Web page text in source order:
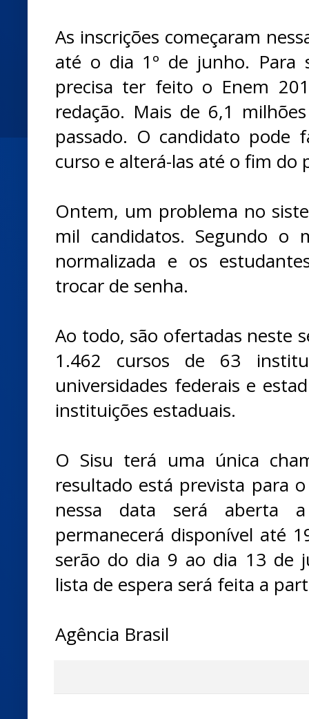
As inscrições começaram
até o dia 1º de junho. Para
precisa ter feito o Enem
redação. Mais de 6,1
passado. O candidato pode
curso e alterá-las até o fim do
Ontem, um problema no
mil candidatos. Segundo o
normalizada e os
trocar de senha.
Ao todo, são ofertadas neste
1.462 cursos de 63
universidades federais e
instituições estaduais.
O Sisu terá uma única
resultado está prevista para
nessa data será aberta
permanecerá disponível até
serão do dia 9 ao dia 13 de
lista de espera será feita a
Agência Brasil